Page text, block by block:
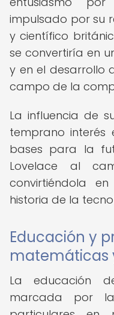
impulsado por su
y científico
se convertiría en
y en el desarrollo
campo de la
La influencia de
temprano interés
bases para la
Lovelace al
convirtiéndola
historia de la
Educación y
matemáticas
La educación
marcada por